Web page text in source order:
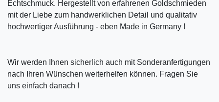
Echtschmuck. Hergestellt von erfahrenen Goldschmieden
mit der Liebe zum handwerklichen Detail und qualitativ
hochwertiger Ausführung - eben Made in Germany !
Wir werden Ihnen sicherlich auch mit Sonderanfertigungen
nach Ihren Wünschen weiterhelfen können. Fragen Sie
uns einfach danach !